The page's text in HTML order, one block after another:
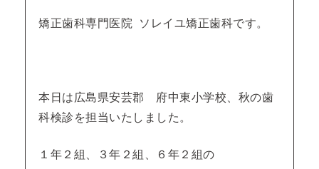
矯正歯科専門医院 ソレイユ矯正歯科です。
本日は広島県安芸郡 府中東小学校、秋の歯
科検診を担当いたしました。
１年２組、３年２組、６年２組の